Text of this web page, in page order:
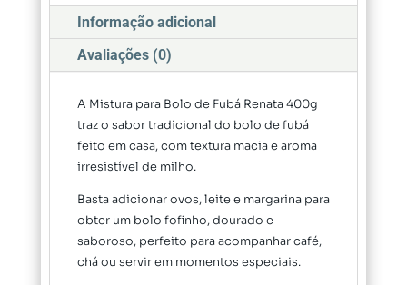
Informação adicional
Avaliações (0)
A Mistura para Bolo de Fubá Renata 400g
traz o sabor tradicional do bolo de fubá
feito em casa, com textura macia e aroma
irresistível de milho.
Basta adicionar ovos, leite e margarina para
obter um bolo fofinho, dourado e
saboroso, perfeito para acompanhar café,
chá ou servir em momentos especiais.